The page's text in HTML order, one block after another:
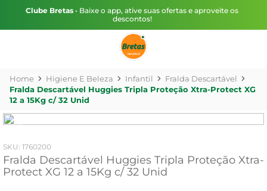
Clube Bretas • Baixe o app, ative suas ofertas e aproveite os
descontos!
Higiene E Beleza Infantil
Fralda Descartável
Fralda Descartável Huggies Tripla Proteção Xtra-Protect XG
12 a 15Kg c/ 32 Unid
: 1760200
Fralda Descartável Huggies Tripla Proteção Xtra-
Protect XG 12 a 15Kg c/ 32 Unid